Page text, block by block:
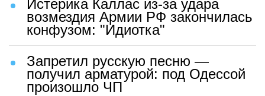
Истерика Каллас из-за удара
возмездия Армии РФ закончилась
конфузом: "Идиотка"
Запретил русскую песню —
получил арматурой: под Одессой
произошло ЧП